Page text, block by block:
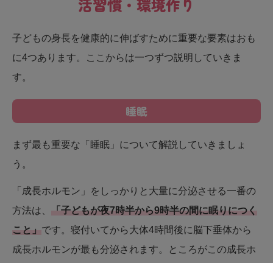
活習慣・環境作り
子どもの身長を健康的に伸ばすために重要な要素はおも
に4つあります。ここからは一つずつ説明していきま
す。
睡眠
まず最も重要な「睡眠」について解説していきましょ
う。
「成長ホルモン」をしっかりと大量に分泌させる一番の
方法は、
「子どもが夜7時半から9時半の間に眠りにつく
こと」 です。寝付いてから大体4時間後に脳下垂体から
成長ホルモンが最も分泌されます。ところがこの成長ホ